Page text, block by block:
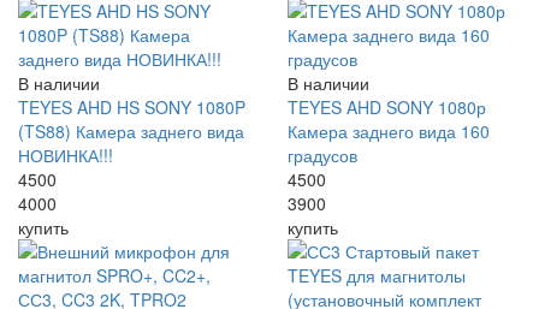
В наличии
TEYES AHD HS SONY 1080P
(TS88) Камера заднего вида
НОВИНКА!!!
4500
4000
купить
В наличии
TEYES AHD SONY 1080р
Камера заднего вида 160
градусов
4500
3900
купить